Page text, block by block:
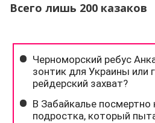
Всего лишь 200 казаков